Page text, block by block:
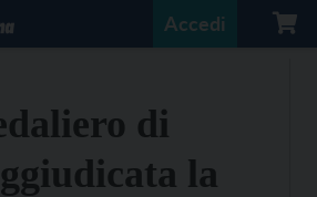
Accedi
di
la